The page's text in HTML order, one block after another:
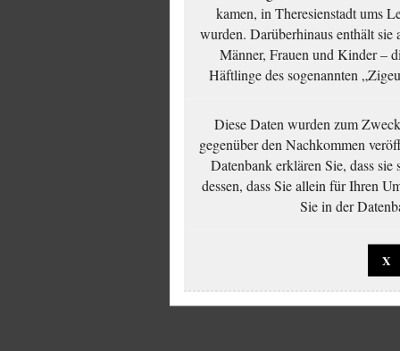
kamen, in Theresienstadt ums
wurden. Darüberhinaus enthält
Männer, Frauen und Kinder –
Häftlinge des sogenannten
Diese Daten wurden zum
gegenüber den Nachkommen
Datenbank erklären Sie, dass sie
dessen, dass Sie allein für Ihren
Sie in der
X